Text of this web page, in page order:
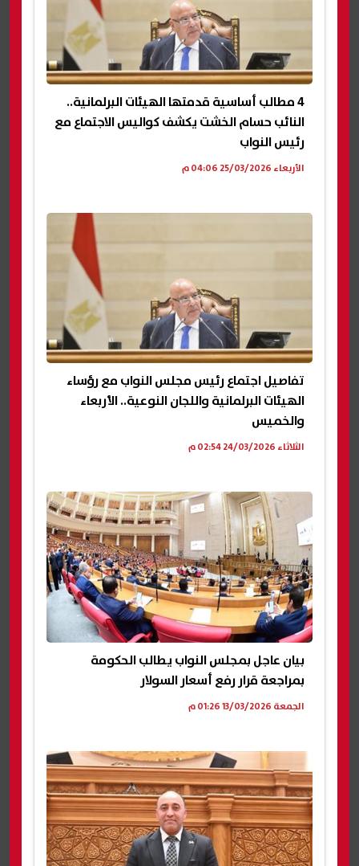
4 مطالب أساسية قدمتها الهيئات البرلمانية..
النائب حسام الخشت يكشف كواليس الاجتماع مع
رئيس النواب
الأربعاء 25/03/2026 04:06 م
تفاصيل اجتماع رئيس مجلس النواب مع رؤساء
الهيئات البرلمانية واللجان النوعية.. الأربعاء
والخميس
الثلاثاء 24/03/2026 02:54 م
بيان عاجل بمجلس النواب يطالب الحكومة
بمراجعة قرار رفع أسعار السولار
الجمعة 13/03/2026 01:26 م